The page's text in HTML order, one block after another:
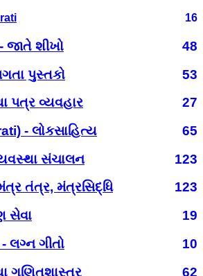
16
જાતે શીખો
48
પુસ્તકો
53
પત્ર વ્યવહાર
27
- લોકસાહિત્ય
65
સંચાલન
123
તંત્ર, મંત્રસિદ્ધિ
123
સેવા
19
લગ્ન ગીતો
10
ગણિતશાસ્ત્ર
62